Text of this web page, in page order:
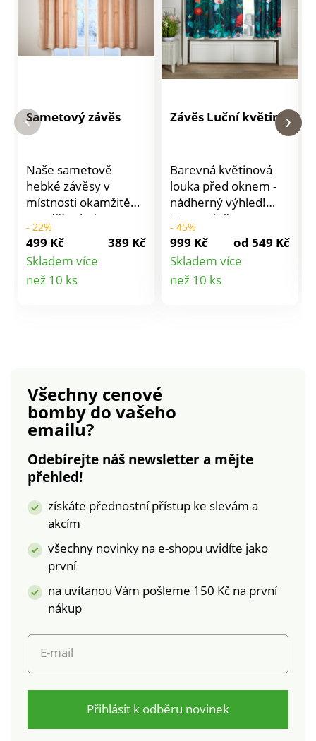
Sametový závěs
Naše sametově
hebké závěsy v
místnosti okamžitě
vytváří velmi
příjemnou atmosféru
a hodí se ke každému
stylu.
- 22%
499 Kč
389 Kč
Skladem více
než 10 ks
Závěs Luční květiny
Barevná květinová
louka před oknem -
nádherný výhled!
Tento závěs s
barevným digitálním
potiskem vytvoří u
Vás doma jarní náladu
po celý rok. 100%
- 45%
999 Kč
od 549 Kč
Skladem více
než 10 ks
Všechny cenové
bombydo vašeho
emailu?
Odebírejte náš newsletter a mějte
přehled!
získáte přednostní přístup ke slevám a
akcím
všechny novinky na e-shopu uvidíte jako
první
na uvítanou Vám pošleme 150 Kč na první
nákup
E-mail
Přihlásit k odběru novinek